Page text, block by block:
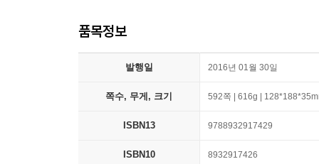
품목정보
발행일 2016년 01월 30일
쪽수, 무게, 크기 592쪽 | 616g |
ISBN13 9788932917429
ISBN10 8932917426